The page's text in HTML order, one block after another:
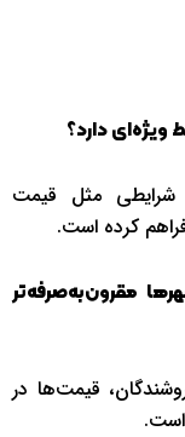
شرایطی مثل قیمت
کرده است.
مقرون‌به‌صرفه‌تر
قیمت‌ها در
است.